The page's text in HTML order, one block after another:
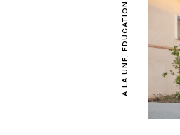
À LA UNE
ÉDUCATION